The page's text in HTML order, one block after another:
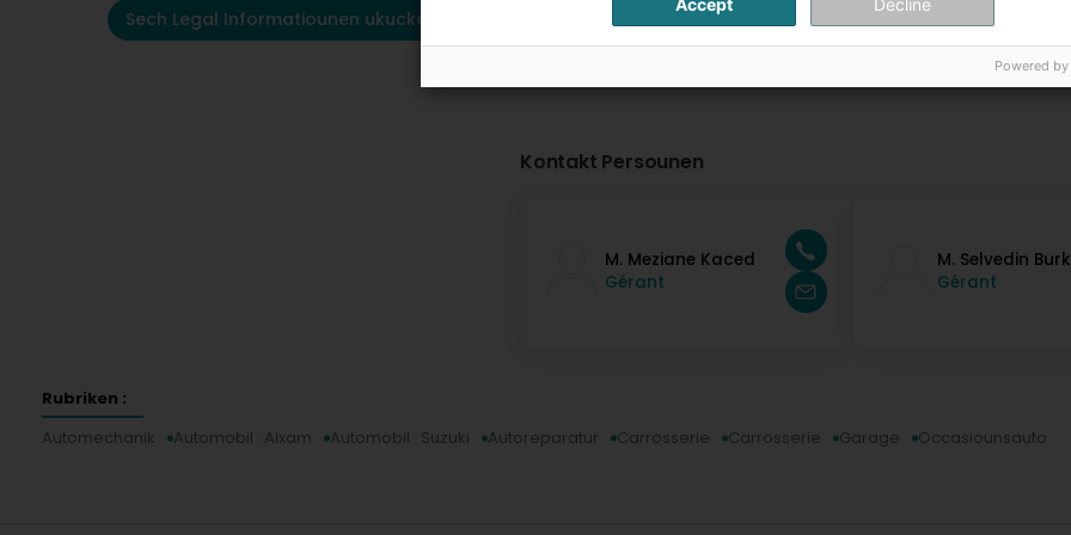
Sech Legal Informatiounen ukucken
Kontakt Persounen
M. Meziane Kaced
Gérant
M. Selvedin
Gérant
Rubriken :
Automechanik
Automobil : Aixam Automobil : Suzuki Autoreparatur Carrosserie Carrosserie Garage Occasiounsauto
Accept Decline
Powered by